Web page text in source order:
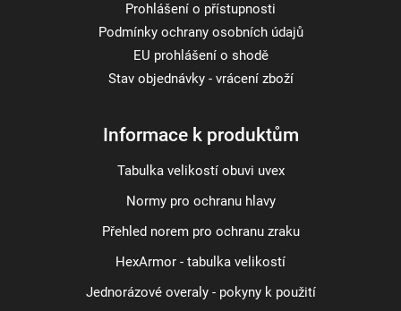
Prohlášení o přístupnosti
Podmínky ochrany osobních údajů
EU prohlášení o shodě
Stav objednávky - vrácení zboží
Informace k produktům
Tabulka velikostí obuvi uvex
Normy pro ochranu hlavy
Přehled norem pro ochranu zraku
HexArmor - tabulka velikostí
Jednorázové overaly - pokyny k použití